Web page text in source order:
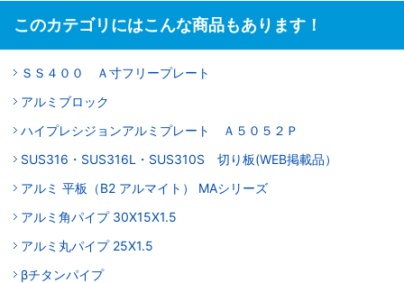
このカテゴリにはこんな商品もあります！
ＳＳ４００ Ａ寸フリープレート
アルミブロック
ハイプレシジョンアルミプレート Ａ５０５２Ｐ
SUS316・SUS316L・SUS310S 切り板(WEB掲載品）
アルミ 平板（B2 アルマイト） MAシリーズ
アルミ角パイプ 30X15X1.5
アルミ丸パイプ 25X1.5
βチタンパイプ